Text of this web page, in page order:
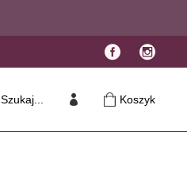
Szukaj... Koszyk